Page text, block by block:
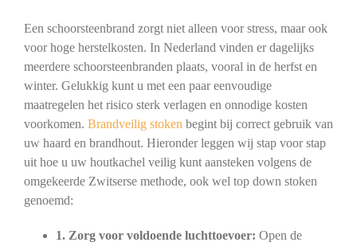
Een schoorsteenbrand zorgt niet alleen voor stress, maar ook
voor hoge herstelkosten. In Nederland vinden er dagelijks
meerdere schoorsteenbranden plaats, vooral in de herfst en
winter. Gelukkig kunt u met een paar eenvoudige
maatregelen het risico sterk verlagen en onnodige kosten
voorkomen. Brandveilig stoken begint bij correct gebruik van
uw haard en brandhout. Hieronder leggen wij stap voor stap
uit hoe u uw houtkachel veilig kunt aansteken volgens de
omgekeerde Zwitserse methode, ook wel top down stoken
genoemd:
1. Zorg voor voldoende luchttoevoer: Open de